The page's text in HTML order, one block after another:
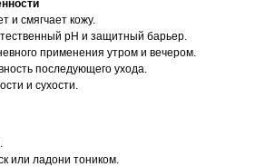
и смягчает кожу.
pH и защитный барьер.
применения утром и вечером.
последующего ухода.
и сухости.
или ладони тоником.